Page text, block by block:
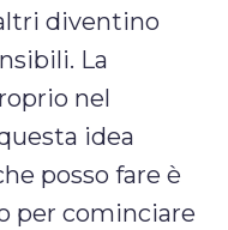
diventino
La
nel
idea
posso fare è
per cominciare